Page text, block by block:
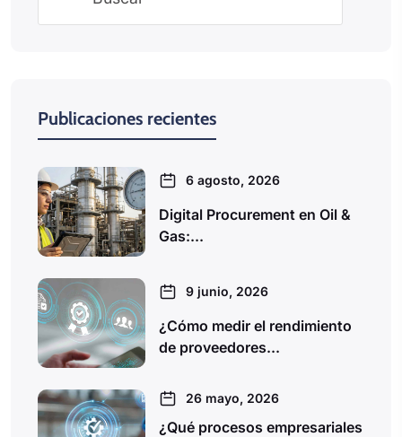
Publicaciones recientes
6 agosto, 2026
Digital Procurement en Oil &
Gas:...
9 junio, 2026
¿Cómo medir el rendimiento
de proveedores...
26 mayo, 2026
¿Qué procesos empresariales